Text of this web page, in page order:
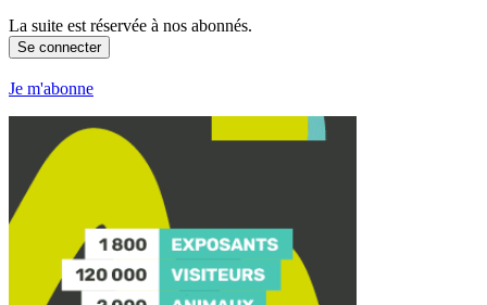
La suite est réservée à nos abonnés.
Se connecter
Je m'abonne